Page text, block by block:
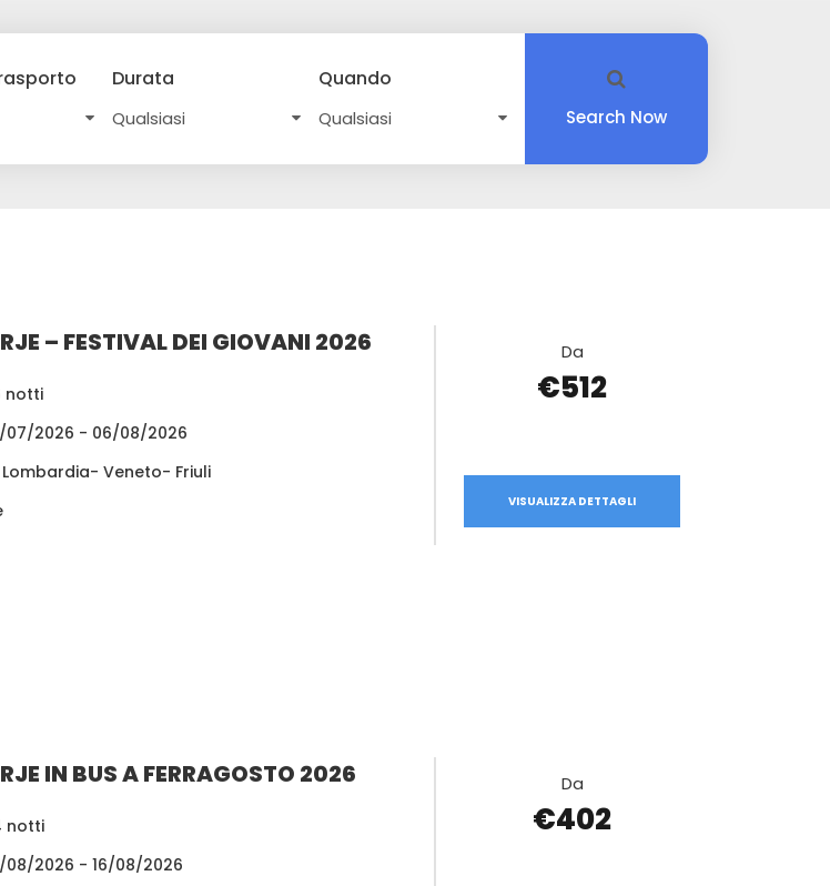
Durata Quando
Search Now
– FESTIVAL DEI GIOVANI 2026
notti
07/2026 - 06/08/2026
Veneto- Friuli
Da
€512
VISUALIZZA DETTAGLI
IN BUS A FERRAGOSTO 2026
notti
08/2026 - 16/08/2026
Da
€402